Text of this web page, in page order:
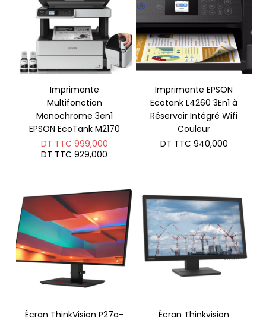
Imprimante
Multifonction
Monochrome 3en1
EPSON EcoTank M2170
DT TTC999,000Le
TTC 999,000.
DT TTC 929,000
DT
TTC 929,000.
Imprimante EPSON
Ecotank L4260 3En1 à
Réservoir Intégré Wifi
Couleur
DT TTC 940,000
Écran ThinkVision P27q- Écran Thinkvision